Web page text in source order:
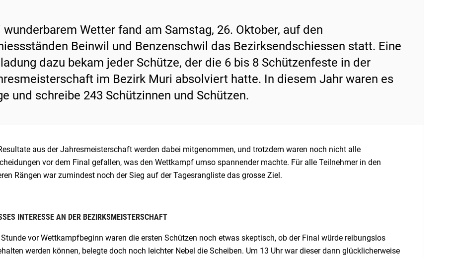
wunderbarem Wetter fand am Samstag, 26. Oktober, auf den
Beinwil und Benzenschwil das Bezirksendschiessen statt. Eine
dazu bekam jeder Schütze, der die 6 bis 8 Schützenfeste in der
im Bezirk Muri absolviert hatte. In diesem Jahr waren es
und schreibe 243 Schützinnen und Schützen.
aus der Jahresmeisterschaft werden dabei mitgenommen, und trotzdem waren noch nicht alle
vor dem Final gefallen, was den Wettkampf umso spannender machte. Für alle Teilnehmer in den
Rängen war zumindest noch der Sieg auf der Tagesrangliste das grosse Ziel.
INTERESSE AN DER BEZIRKSMEISTERSCHAFT
Stunde vor Wettkampfbeginn waren die ersten Schützen noch etwas skeptisch, ob der Final würde reibungslos
werden können, belegte doch noch leichter Nebel die Scheiben. Um 13 Uhr war dieser dann glücklicherweise